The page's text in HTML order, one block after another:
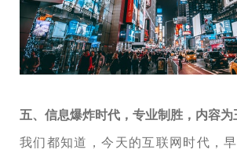
五、信息爆炸时代，专业制胜，内容为
我们都知道，今天的互联网时代，